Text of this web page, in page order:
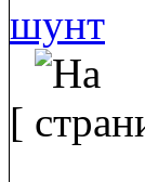
шунт
[